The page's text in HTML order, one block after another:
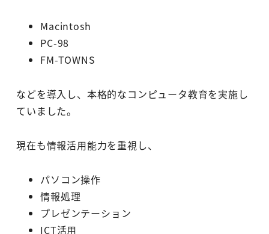
Macintosh
PC-98
FM-TOWNS
などを導入し、本格的なコンピュータ教育を実施し
ていました。
現在も情報活用能力を重視し、
パソコン操作
情報処理
プレゼンテーション
ICT活用